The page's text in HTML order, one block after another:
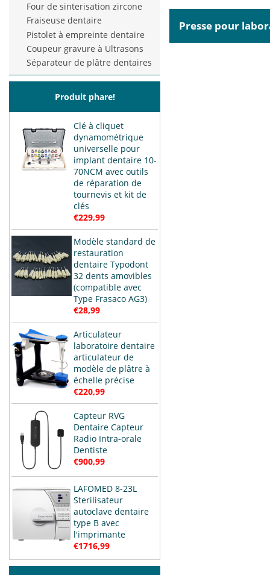
Four de sinterisation zircone
Fraiseuse dentaire
Pistolet à empreinte dentaire
Coupeur gravure à Ultrasons
Séparateur de plâtre dentaires
Produit phare!
Clé à cliquet
dynamométrique
universelle pour
implant dentaire 10-
70NCM avec outils
de réparation de
tournevis et kit de
clés
€229,99
Modèle standard de
restauration
dentaire Typodont
32 dents amovibles
(compatible avec
Type Frasaco AG3)
€28,99
Articulateur
laboratoire dentaire
articulateur de
modèle de plâtre à
échelle précise
€220,99
Capteur RVG
Dentaire Capteur
Radio Intra-orale
Dentiste
€900,99
LAFOMED 8-23L
Sterilisateur
autoclave dentaire
type B avec
l'imprimante
€1716,99
Presse pour